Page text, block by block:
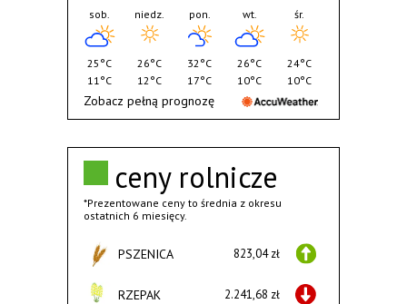
ceny rolnicze
*Prezentowane ceny to średnia z okresu
ostatnich 6 miesięcy.
PSZENICA 823,04 zł
RZEPAK 2.241,68 zł
sob.
25°C
11°C
niedz.
26°C
12°C
pon.
32°C
17°C
wt.
26°C
10°C
śr.
24°C
10°C
Zobacz pełną prognozę